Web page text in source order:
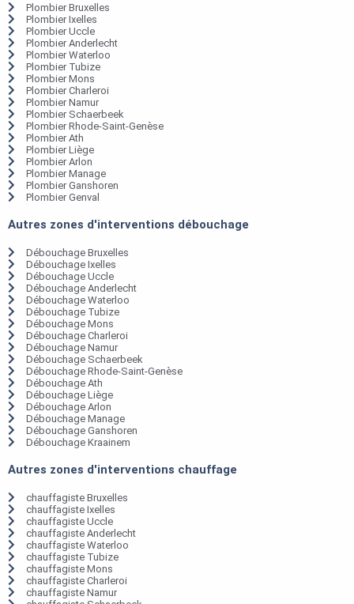
Plombier Bruxelles
Plombier Ixelles
Plombier Uccle
Plombier Anderlecht
Plombier Waterloo
Plombier Tubize
Plombier Mons
Plombier Charleroi
Plombier Namur
Plombier Schaerbeek
Plombier Rhode-Saint-Genèse
Plombier Ath
Plombier Liège
Plombier Arlon
Plombier Manage
Plombier Ganshoren
Plombier Genval
Autres zones d'interventions débouchage
Débouchage Bruxelles
Débouchage Ixelles
Débouchage Uccle
Débouchage Anderlecht
Débouchage Waterloo
Débouchage Tubize
Débouchage Mons
Débouchage Charleroi
Débouchage Namur
Débouchage Schaerbeek
Débouchage Rhode-Saint-Genèse
Débouchage Ath
Débouchage Liège
Débouchage Arlon
Débouchage Manage
Débouchage Ganshoren
Débouchage Kraainem
Autres zones d'interventions chauffage
chauffagiste Bruxelles
chauffagiste Ixelles
chauffagiste Uccle
chauffagiste Anderlecht
chauffagiste Waterloo
chauffagiste Tubize
chauffagiste Mons
chauffagiste Charleroi
chauffagiste Namur